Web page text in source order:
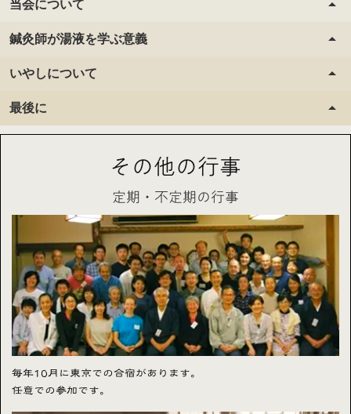
当会について arrow_drop_up
当会は東京を本部として活動するいやしの道協会に属します。系統
伝統鍼灸は日本では主に経絡治療系、中医学系に２分されますが、
私たちのグループはそのどちらでもないマイナーな会です。
そのため難経を基にした五臓の相生相克や弁証論治はしません。理
路整然とした理論体系を求める人には釈然としない所があるかもし
しかし、理屈で割り出せる答えの外にも正解があるのが現実です。
いかにしてそこに到達するか。理論的なお勉強もしますが、あくま
で理論の先に進むことを前提として学んでいきます。そんな会で
以下、当会の特徴について述べます。
鍼灸師が湯液を学ぶ意義 arrow_drop_up
まず、学術的なベースとしては、日本の古方漢方をベースとしま
そのため、自ずと漢方の知識が身に付きます。
ただし、処方する能力を求めているのではありません。
治療に活かすためです。
鍼灸には臓腑経絡説がありますが、そのために点と線の考え方しか
なく、立体的な構造物として人体を捉える発想が長らくありません
でした。また、湯液には時間経過により変化していく病を段階的に
とらえる視点がありますが、既存の鍼灸治療にはありません。
そういった問題点に気づき、より高次元の治療とすべく横田観風先
生が考案された育成法をいやしの道協会では行っています。
また鍼灸においては、先人たちによる江戸時代の諸流派の研究成果
が技術面に反映されており、日本的な鍼灸とはいかなるものか、探
求したい人に向きます。
いやしについて arrow_drop_up
いやしの道協会という団体を冠する「いやし」について一言説明し
ておきます。
にとどまらず、全人的ないやしの実現へ向けて学び続ける。そうい
また、東洋における様々な芸事は、日本文化のなかで「道」として
昇華されていくなかで、自己の身体と心と向き合うことを求めてき
ました。
弓道、柔道、書道、華道などといった道の稽古はすべて、「坐」を
基本として成り立っています。かつて栄えた日本的な鍼灸を体得す
るには坐法の体得が必要です。そのため坐法の訓練があります。礼
に始まり礼に終わるという前時代的な価値観、修練法も奇妙にみえ
るかもしれませんが大切にしていることです。
とはいっても、指導する河原自身が鍼灸以外に能のないダメ人間で
うにかしたい」と心の底で渇望しているような人にこそ向いている
かもしれません。世の片隅でいいから明るく照らせるような人間に
最後に arrow_drop_up
腰を据えて学ぶ意欲のある方、大歓迎です。
その他の行事
定期・不定期の行事
毎年10月に東京での合宿があります。
任意での参加です。